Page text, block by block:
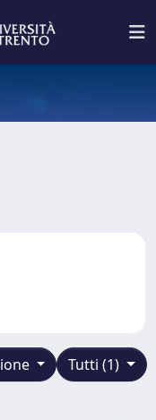
Tutti (1)